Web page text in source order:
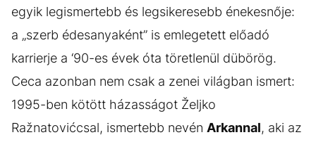
egyik legismertebb és legsikeresebb énekesnője:
a „szerb édesanyaként” is emlegetett előadó
karrierje a ‘90-es évek óta töretlenül dübörög.
Ceca azonban nem csak a zenei világban ismert:
1995-ben kötött házasságot Željko
Ražnatovićcsal, ismertebb nevén Arkannal, aki az